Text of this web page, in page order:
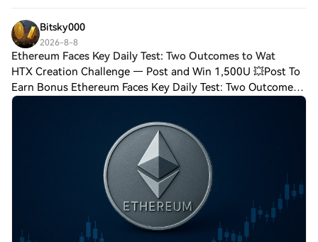
Bitsky000
2026-8-8
Ethereum Faces Key Daily Test: Two Outcomes to Wat
HTX Creation Challenge — Post and Win 1,500U 💥Post To
Earn Bonus Ethereum Faces Key Daily Test: Two Outcomes
to Watch The 100-day SMA is the immediate test. $1,985
remains the next major resistance. E